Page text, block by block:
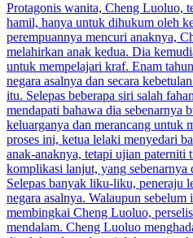
Protagonis wanita, Cheng Luoluo,
hamil, hanya untuk dihukum oleh
perempuannya mencuri anaknya,
melahirkan anak kedua. Dia
untuk mempelajari kraf. Enam
negara asalnya dan secara
itu. Selepas beberapa siri salah
mendapati bahawa dia sebenarnya
keluarganya dan merancang untuk
proses ini, ketua lelaki menyedari
anak-anaknya, tetapi ujian paterniti
komplikasi lanjut, yang
Selepas banyak liku-liku, peneraju
negara asalnya. Walaupun
membingkai Cheng Luoluo,
mendalam. Cheng Luoluo